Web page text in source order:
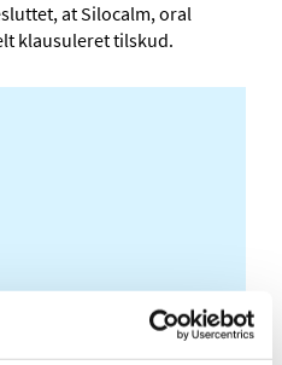
at Silocalm, oral
klausuleret tilskud.